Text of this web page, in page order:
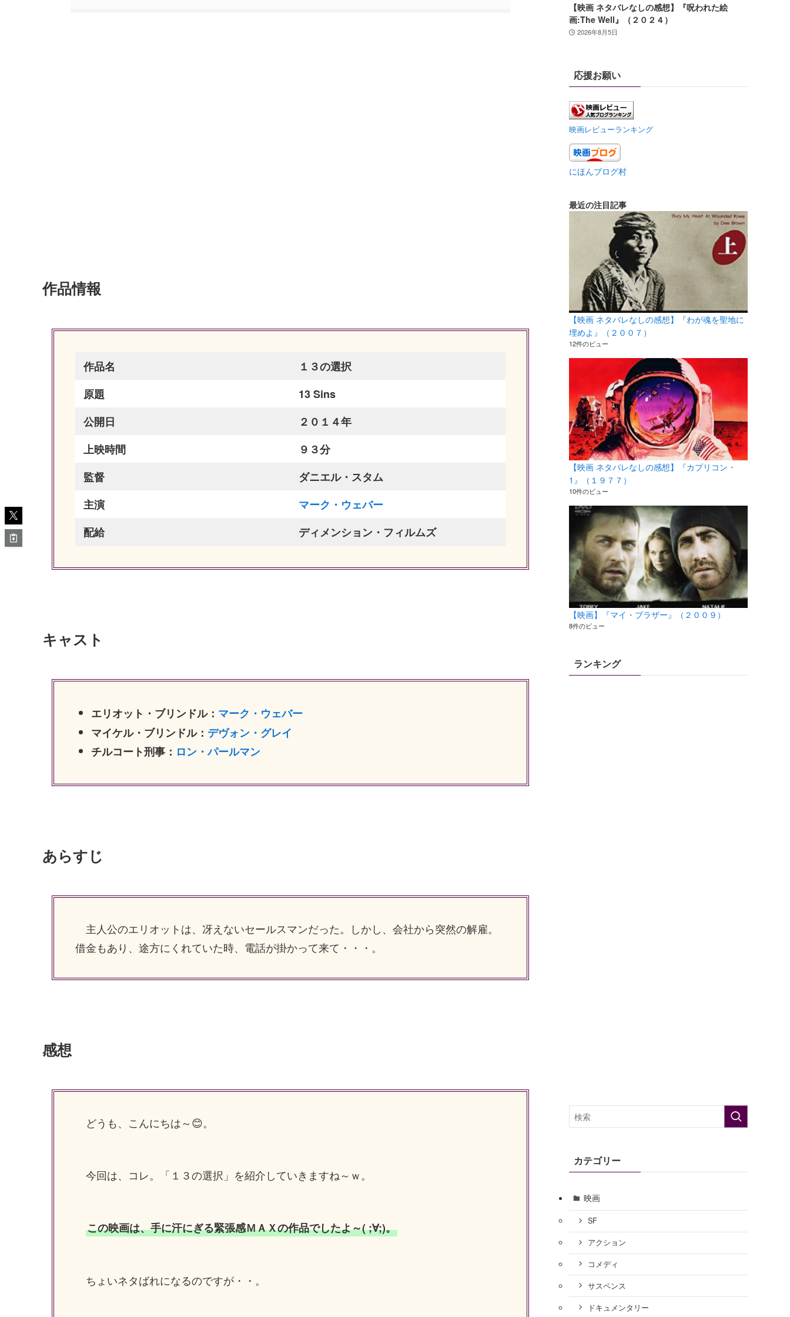
作品情報
作品名
１３の選択
原題
13 Sins
公開日
２０１４年
上映時間
９３分
監督
ダニエル・スタム
主演
マーク・ウェバー
配給
ディメンション・フィルムズ
キャスト
エリオット・ブリンドル： マーク・ウェバー
マイケル・ブリンドル： デヴォン・グレイ
チルコート刑事： ロン・パールマン
あらすじ
主人公のエリオットは、冴えないセールスマンだった。しかし、会社から突然の解雇。
借金もあり、途方にくれていた時、電話が掛かって来て・・・。
感想
どうも、こんにちは～😊。
今回は、コレ。「１３の選択」を紹介していきますね～ｗ。
この映画は、手に汗にぎる緊張感ＭＡＸの作品でしたよ～( ;∀;)。
ちょいネタばれになるのですが・・。
【映画 ネタバレなしの感想】『呪われた絵
画:The Well』（２０２４）
2026年8月5日
応援お願い
映画レビューランキング
にほんブログ村
最近の注目記事
【映画 ネタバレなしの感想】『わが魂を聖地に
埋めよ』（２００７）
12件のビュー
【映画 ネタバレなしの感想】『カプリコン・
1』（１９７７）
10件のビュー
【映画】『マイ・ブラザー』（２００９）
8件のビュー
ランキング
カテゴリー
映画
SF
アクション
コメディ
サスペンス
ドキュメンタリー